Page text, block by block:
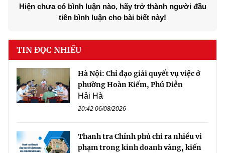
Hiện chưa có bình luận nào, hãy trở thành người đầu
tiên bình luận cho bài biết này!
TIN ĐỌC NHIỀU
Hà Nội: Chỉ đạo giải quyết vụ việc ở
phường Hoàn Kiếm, Phú Diễn
Hải Hà
20:42 06/08/2026
Thanh tra Chính phủ chỉ ra nhiều vi
phạm trong kinh doanh vàng, kiến